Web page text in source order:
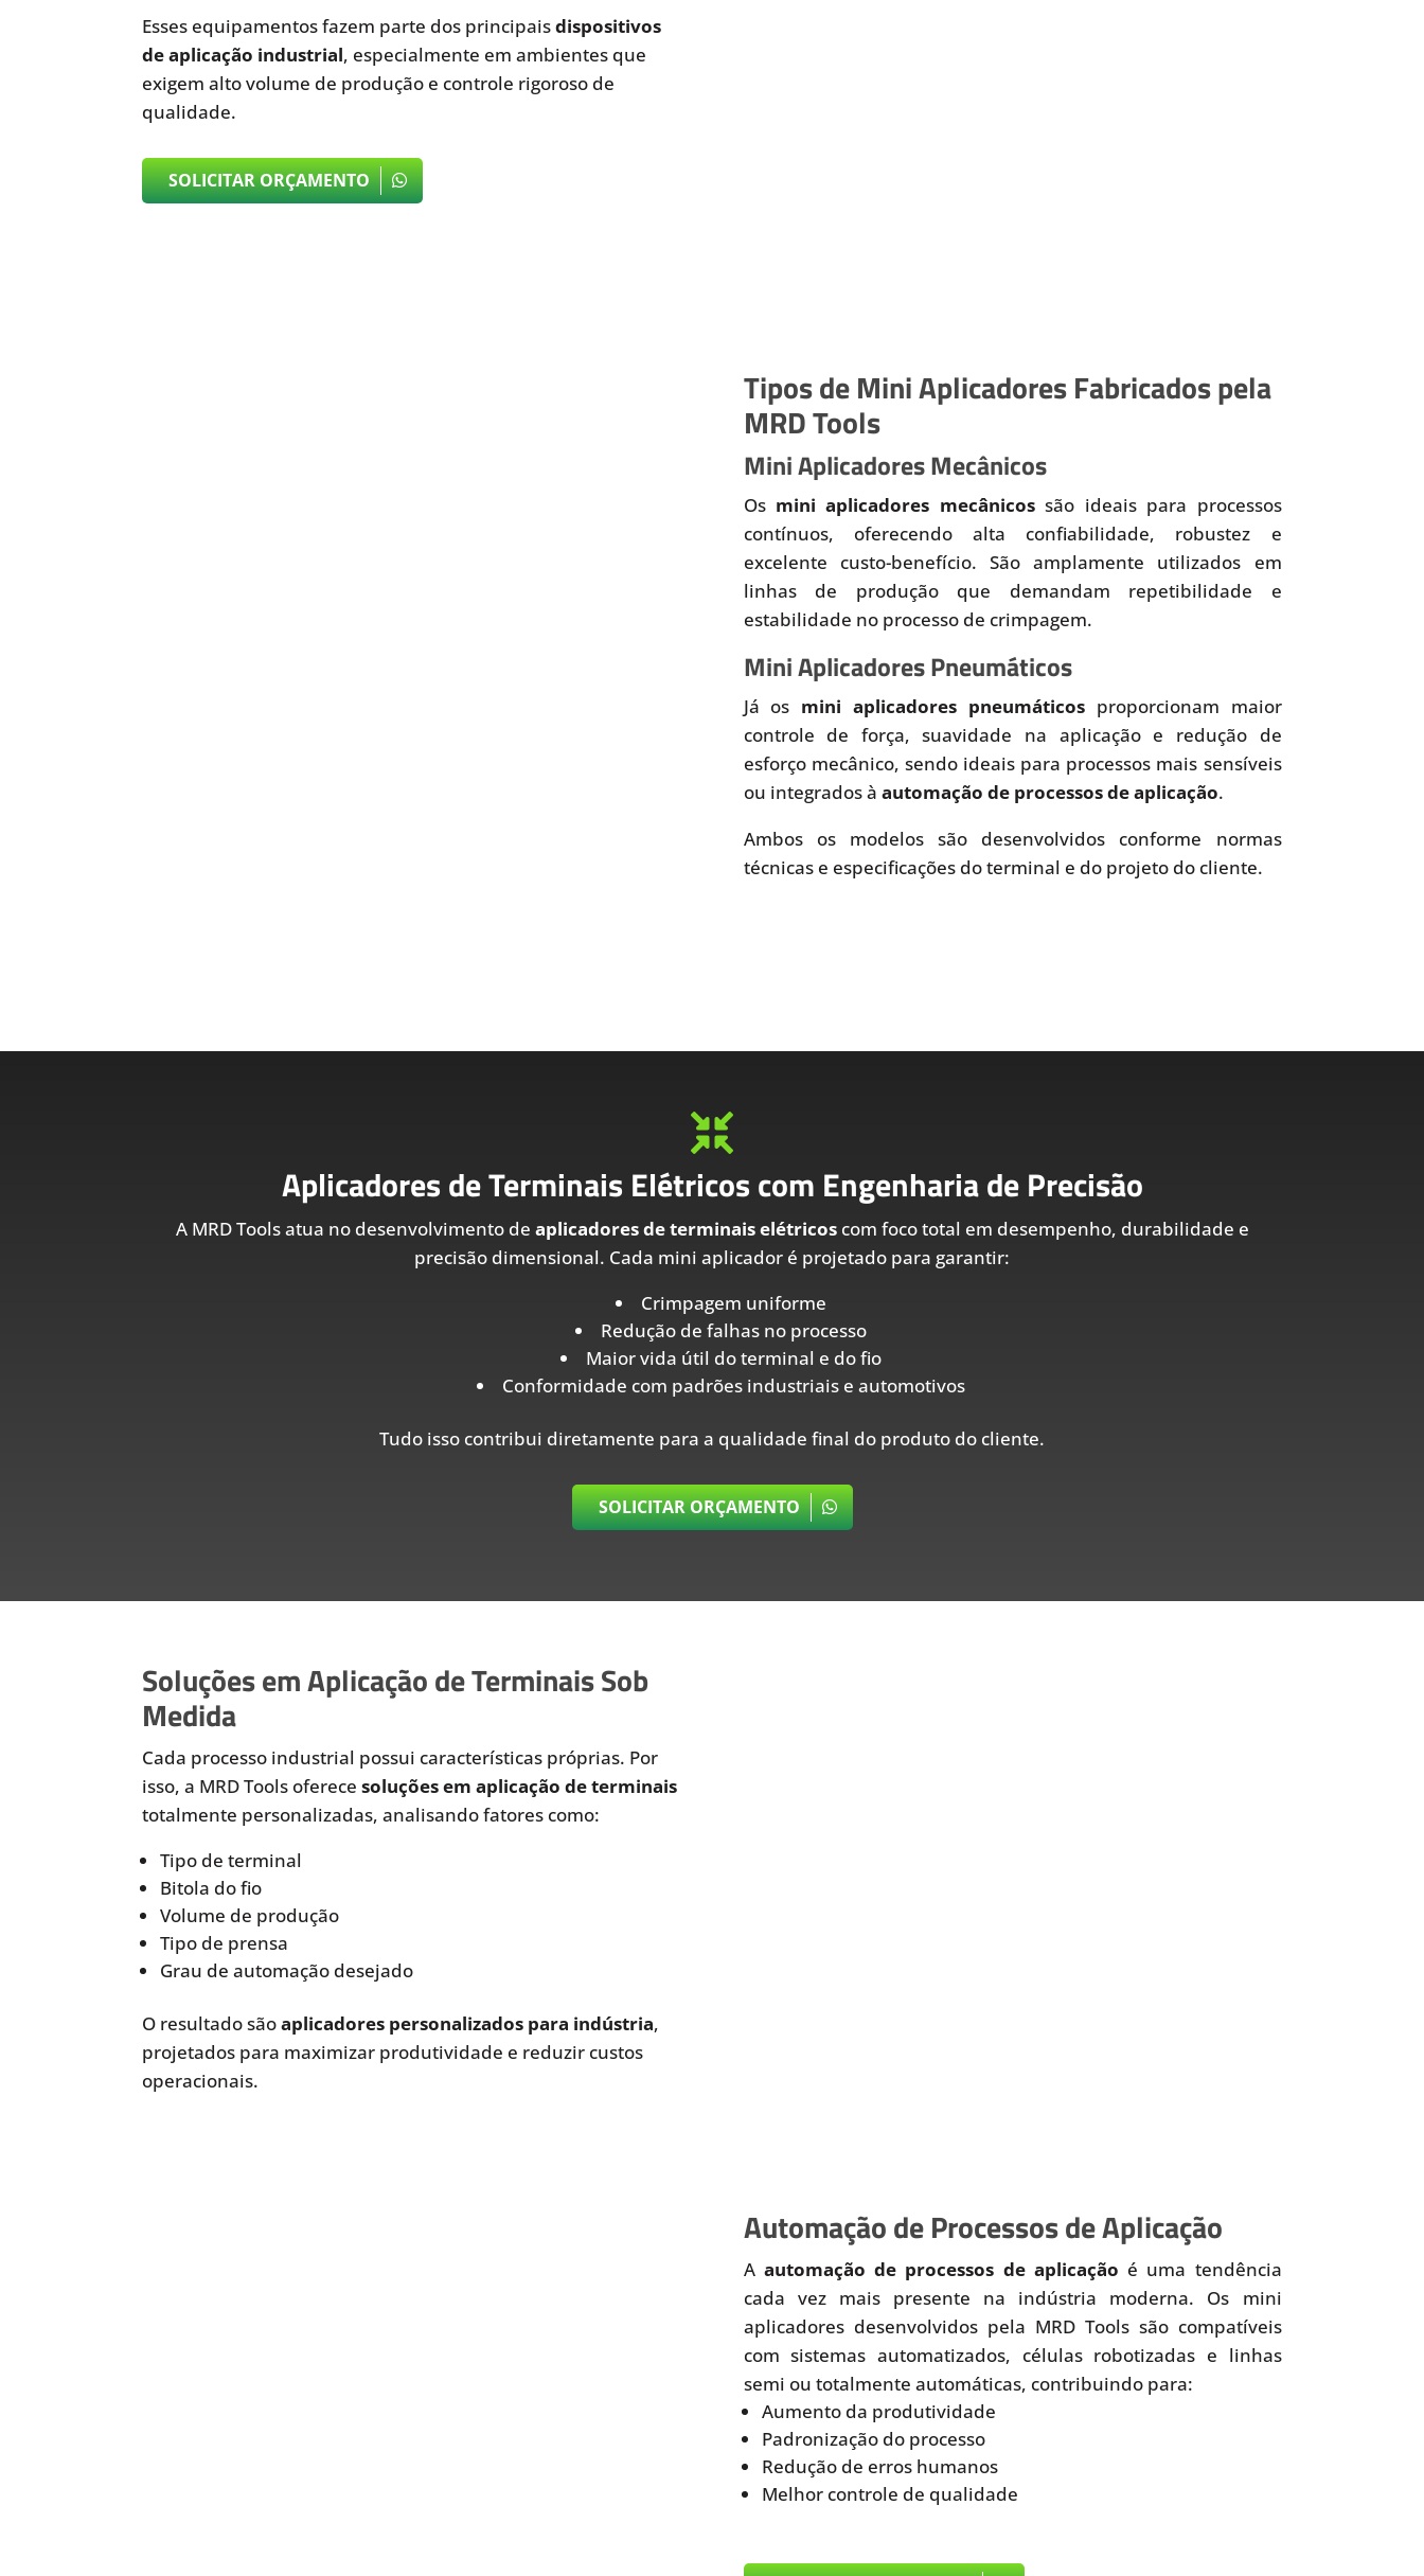
Esses equipamentos fazem parte dos principaisdispositivos
de aplicação industrial, especialmente em ambientes que
exigem alto volume de produção e controle rigoroso de
qualidade.
SOLICITAR ORÇAMENTO
Tipos de Mini Aplicadores Fabricados pela
MRD Tools
Mini Aplicadores Mecânicos
Os mini aplicadores mecânicossão ideais para processos
contínuos, oferecendo alta confiabilidade, robustez e
excelente custo-benefício. São amplamente utilizados em
linhas de produção que demandam repetibilidade e
estabilidade no processo de crimpagem.
Mini Aplicadores Pneumáticos
Já os mini aplicadores pneumáticosproporcionam maior
controle de força, suavidade na aplicação e redução de
esforço mecânico, sendo ideais para processos mais sensíveis
ou integrados à automação de processos de aplicação.
Ambos os modelos são desenvolvidos conforme normas
técnicas e especificações do terminal e do projeto do cliente.

Aplicadores de Terminais Elétricos com Engenharia de Precisão
A MRD Tools atua no desenvolvimento de aplicadores de terminais elétricoscom foco total em desempenho, durabilidade e
precisão dimensional. Cada mini aplicador é projetado para garantir:
Crimpagem uniforme
Redução de falhas no processo
Maior vida útil do terminal e do fio
Conformidade com padrões industriais e automotivos
Tudo isso contribui diretamente para a qualidade final do produto do cliente.
SOLICITAR ORÇAMENTO
Soluções em Aplicação de Terminais Sob
Medida
Cada processo industrial possui características próprias. Por
isso, a MRD Tools oferecesoluções em aplicação de terminais
totalmente personalizadas, analisando fatores como:
Tipo de terminal
Bitola do fio
Volume de produção
Tipo de prensa
Grau de automação desejado
O resultado sãoaplicadores personalizados para indústria,
projetados para maximizar produtividade e reduzir custos
operacionais.
Automação de Processos de Aplicação
A automação de processos de aplicação é uma tendência
cada vez mais presente na indústria moderna. Os mini
aplicadores desenvolvidos pela MRD Tools são compatíveis
com sistemas automatizados, células robotizadas e linhas
semi ou totalmente automáticas, contribuindo para:
Aumento da produtividade
Padronização do processo
Redução de erros humanos
Melhor controle de qualidade